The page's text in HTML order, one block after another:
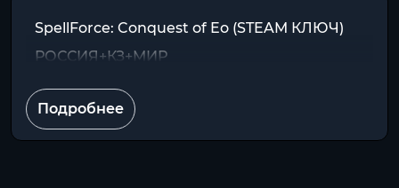
SpellForce: Conquest of Eo (STEAM КЛЮЧ)
РОССИЯ+КЗ+МИР
Подробнее